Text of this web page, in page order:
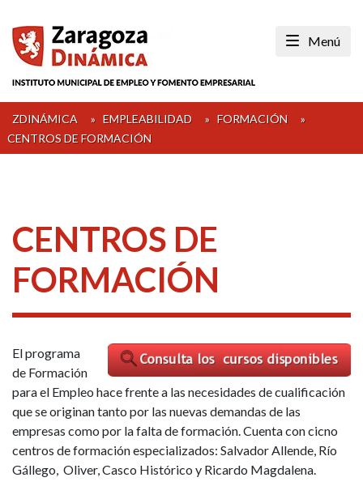
content
Menú
ZDINÁMICA » EMPLEABILIDAD » FORMACIÓN
»
CENTROS DE FORMACIÓN
CENTROS DE
FORMACIÓN
El programa
de Formación
para el Empleo hace frente a las necesidades de cualificación
que se originan tanto por las nuevas demandas de las
empresas como por la falta de formación. Cuenta con cicno
centros de formación especializados: Salvador Allende, Río
Gállego, Oliver, Casco Histórico y Ricardo Magdalena.